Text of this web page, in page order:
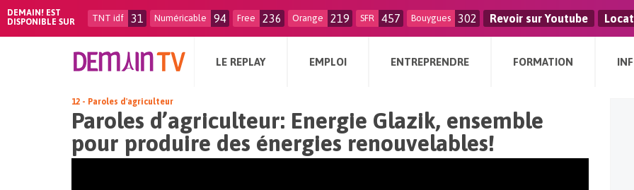
DEMAIN! EST
DISPONIBLE SUR
TNT idf 31 Numéricable 94 Free 236 Orange 219 SFR 457 Bouygues 302 Revoir sur Youtube
LE REPLAY EMPLOI ENTREPRENDRE FORMATION
12 - Paroles d'agriculteur
Paroles d’agriculteur: Energie Glazik, ensemble
pour produire des énergies renouvelables!